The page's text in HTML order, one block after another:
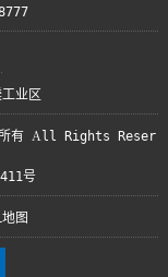
业区
所有 All Rights Reser
号
地图